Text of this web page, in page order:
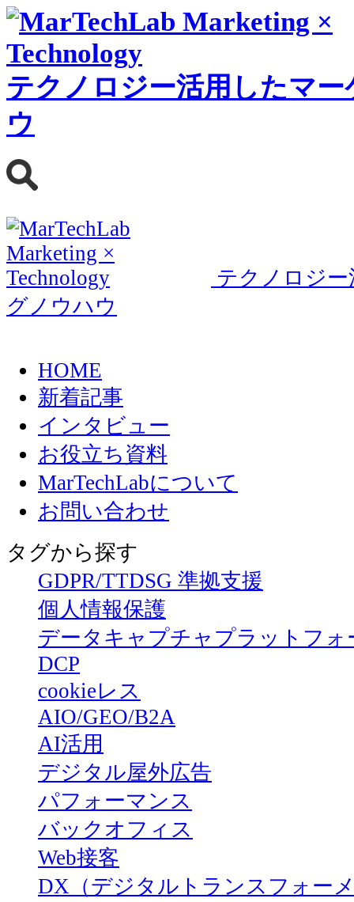
テクノロジー活用したマ
ウ
テクノロジ
グノウハウ
HOME
新着記事
インタビュー
お役立ち資料
MarTechLabについて
お問い合わせ
タグから探す
GDPR/TTDSG 準拠支援
個人情報保護
データキャプチャプラットフォ
DCP
cookieレス
AIO/GEO/B2A
AI活用
デジタル屋外広告
パフォーマンス
バックオフィス
Web接客
DX（デジタルトランスフォー